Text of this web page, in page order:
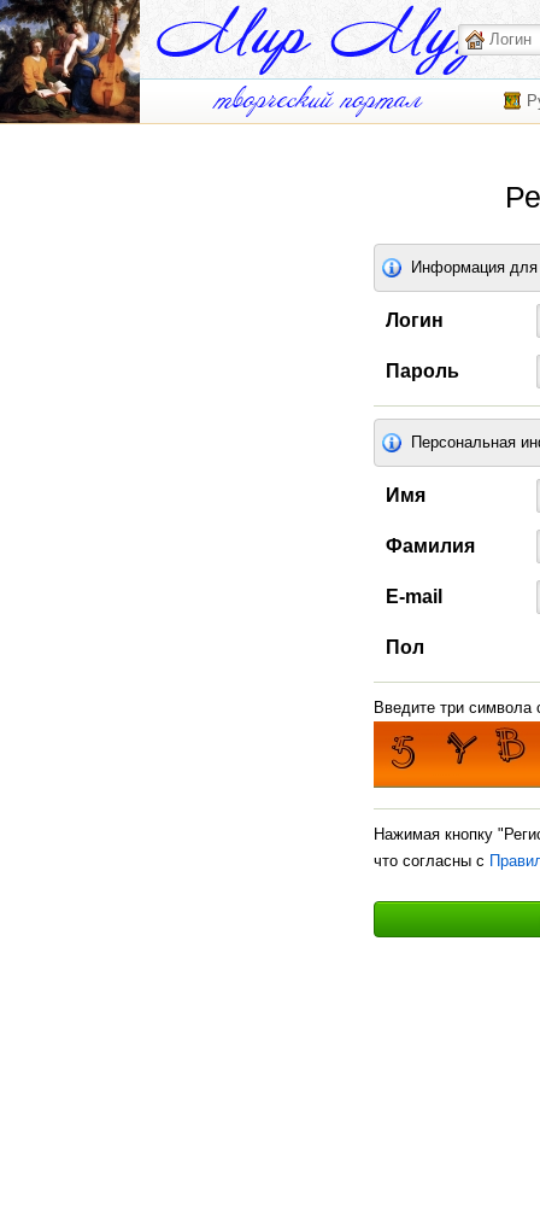
Информация для
Логин
Пароль
Персональная
Имя
Фамилия
E-mail
Пол
Введите три символа
Нажимая кнопку
что согласны с